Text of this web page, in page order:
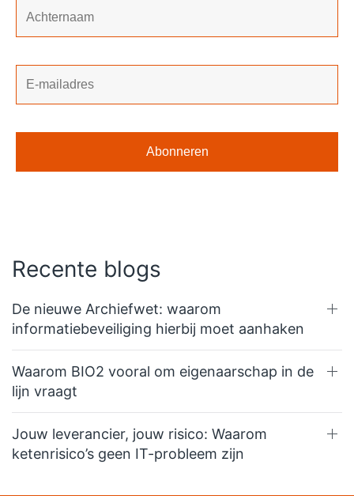
Recente blogs
De nieuwe Archiefwet: waarom
informatiebeveiliging hierbij moet aanhaken
Waarom BIO2 vooral om eigenaarschap in de
lijn vraagt
Jouw leverancier, jouw risico: Waarom
ketenrisico’s geen IT-probleem zijn